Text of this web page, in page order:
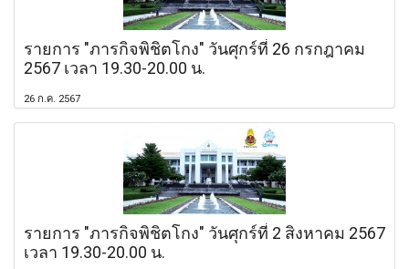
รายการ "ภารกิจพิชิตโกง" วันศุกร์ที่ 26 กรกฎาคม
2567 เวลา 19.30-20.00 น.
26 ก.ค. 2567
รายการ "ภารกิจพิชิตโกง" วันศุกร์ที่ 2 สิงหาคม 2567
เวลา 19.30-20.00 น.